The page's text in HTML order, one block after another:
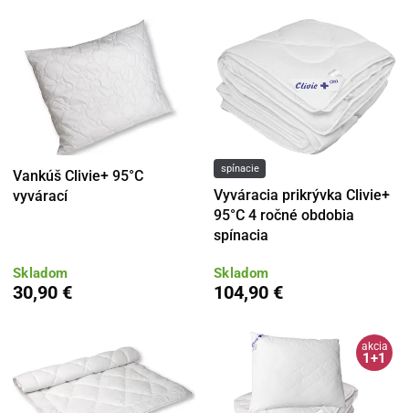
Vankúš Clivie+ 95°C
vyvárací
Skladom
30,90 €
spínacie
Vyváracia prikrývka Clivie+
95°C 4 ročné obdobia
spínacia
Skladom
104,90 €
akcia
1+1